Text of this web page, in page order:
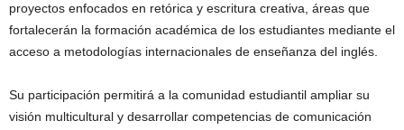
proyectos enfocados en retórica y escritura creativa, áreas que
fortalecerán la formación académica de los estudiantes mediante el
acceso a metodologías internacionales de enseñanza del inglés.
Su participación permitirá a la comunidad estudiantil ampliar su
visión multicultural y desarrollar competencias de comunicación